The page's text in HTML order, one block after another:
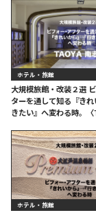
ホテル・旅館
大規模旅館・改装２選
ターを通して知る『き
きたい』へ変わる時。〈
ホテル・旅館